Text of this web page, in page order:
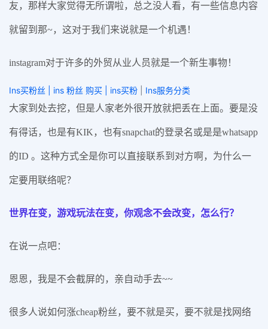
友，那样大家觉得无所谓啦，总之没人看，有一些信息内容
就留到那~，这对于我们来说就是一个机遇！
instagram对于许多的外贸从业人员就是一个新生事物！
Ins买粉丝 | ins 粉丝 购买 | ins买粉
Ins服务分类
大家到处去挖，但是人家老外很开放就把丢在上面。要是没
有得话，也是有KIK，也有snapchat的登录名或是是whatsapp
的ID 。这种方式全是你可以直接联系到对方啊，为什么一
定要用联络呢？
世界在变，游戏玩法在变，你观念不会改变，怎么行？
在说一点吧：
恩恩，我是不会截屏的，亲自动手去~~
很多人说如何涨cheap粉丝，要不就是买，要不就是找网络